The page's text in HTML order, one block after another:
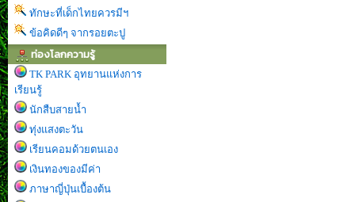
ทักษะที่เด็กไทยควรมีฯ
ข้อคิดดีๆ จากรอยตะปู
ท่องโลกความรู้
TK PARK อุทยานแห่งการ
เรียนรู้
นักสืบสายน้ำ
ทุ่งแสงตะวัน
เรียนคอมด้วยตนเอง
เงินทองของมีค่า
ภาษาญี่ปุ่นเบื้องต้น